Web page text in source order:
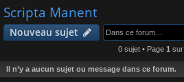
ra
pi s
Scripta Manent
Nouveau sujet
0 sujet • Page 1 sur
Il n’y a aucun sujet ou message dans ce forum.